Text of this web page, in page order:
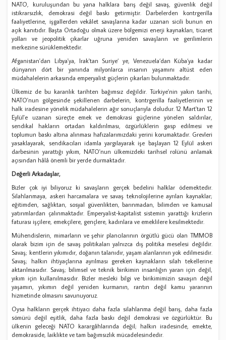
NATO, kuruluşundan bu yana halklara barış değil savaş, güvenlik değil
istikrarsızlık, demokrasi değil baskı getirmiştir. Darbelerden kontrgerilla
faaliyetlerine, işgallerden vekâlet savaşlarına kadar uzanan sicili bunun en
açık kanıtıdır. Başta Ortadoğu olmak üzere bölgemizi enerji kaynakları, ticaret
yolları ve jeopolitik çıkarlar uğruna yeniden savaşların ve gerilimlerin
merkezine sürüklemektedir.
Afganistan'dan Libya'ya, Irak'tan Suriye’ ye, Venezuela’dan Küba’ya kadar
dünyanın dört bir yanında milyonlarca insanın yaşamını altüst eden
müdahalelerin arkasında emperyalist güçlerin çıkarları bulunmaktadır.
Ülkemiz de bu karanlık tarihten bağımsız değildir. Türkiye'nin yakın tarihi,
NATO'nun gölgesinde şekillenen darbelerin, kontrgerilla faaliyetlerinin ve
halk iradesine yönelik müdahalelerin ağır sonuçlarıyla doludur. 12 Mart'tan 12
Eylül'e uzanan süreçte emek ve demokrasi güçlerine yönelen saldırılar,
sendikal hakların ortadan kaldırılması, özgürlüklerin gasp edilmesi ve
toplumun baskı altına alınması hafızalarımızdaki yerini korumaktadır. Grevleri
yasaklayarak, sendikacıları idamla yargılayarak işe başlayan 12 Eylül askeri
darbesinin yarattığı yıkım, NATO'nun ülkemizdeki tarihsel rolünü anlamak
açısından hâlâ önemli bir yerde durmaktadır.
Değerli Arkadaşlar,
Bizler çok iyi biliyoruz ki savaşların gerçek bedelini halklar ödemektedir.
Silahlanmaya, askeri harcamalara ve savaş teknolojilerine ayrılan kaynaklar;
eğitimden, sağlıktan, sosyal güvenlikten, barınmadan, bilimden ve kamusal
yatırımlardan çalınmaktadır. Emperyalist-kapitalist sistemin yarattığı krizlerin
faturası işçilere, emekçilere, gençlere, kadınlara ve emeklilere kesilmektedir.
Mühendislerin, mimarların ve şehir plancılarının örgütlü gücü olan TMMOB
olarak bizim için de savaş politikaları yalnızca dış politika meselesi değildir.
Savaş; kentlerin yıkımıdır, doğanın talanıdır, yaşam alanlarının yok edilmesidir.
Savaş; halkın ihtiyaçlarına ayrılması gereken kaynakların silah tekellerine
aktarılmasıdır. Savaş; bilimsel ve teknik birikimin insanlığın yararı için değil,
yıkım için kullanılmasıdır. Bizler mesleki bilgi ve birikimimizin savaşın değil
yaşamın, yıkımın değil yeniden kurmanın, rantın değil kamu yararının
hizmetinde olmasını savunuyoruz.
Oysa halkların gerçek ihtiyacı daha fazla silahlanma değil barış, daha fazla
sömürü değil eşitlik, daha fazla baskı değil demokrasi ve özgürlüktür. Bu
ülkenin geleceği NATO karargâhlarında değil; halkın iradesinde, emekte,
demokraside, laiklikte ve tam bağımsızlık mücadelesindedir.